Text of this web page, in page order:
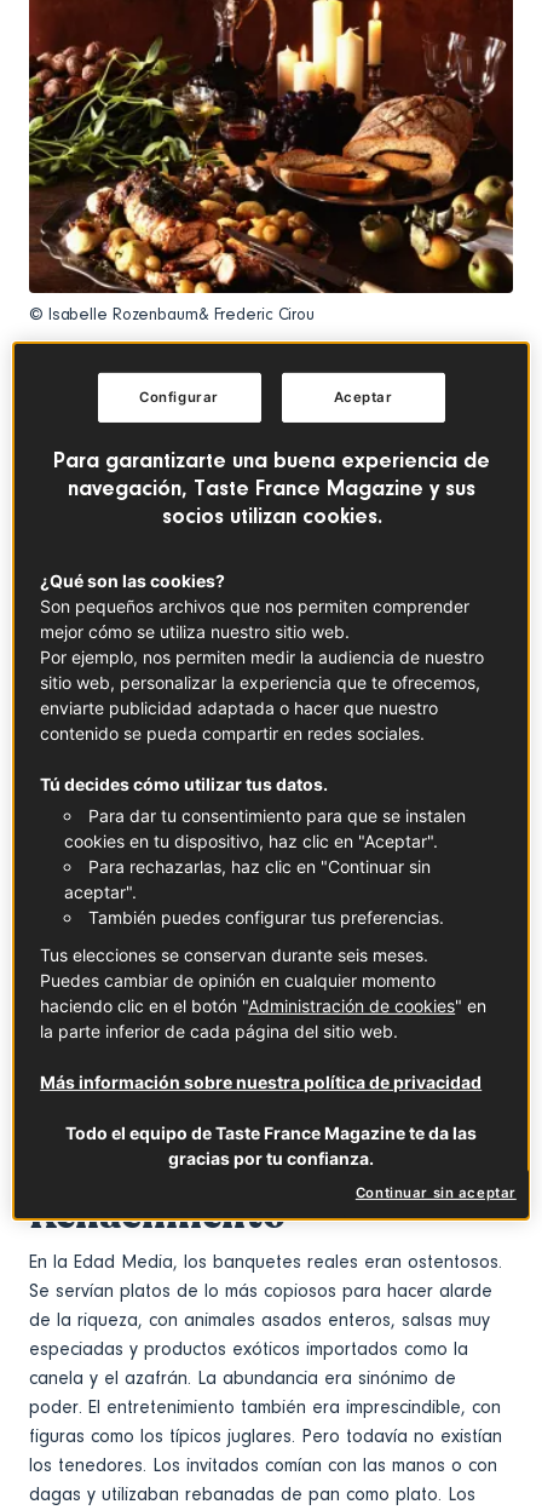
© Isabelle Rozenbaum& Frederic Cirou
Decir que los franceses se toman en serio el comer sería
quedarse corto. De hecho, en 2010, la
UNESCO
convencionesPatrimonio Inmaterial de la
Humanidad. ¿Cómo se originaron estos rituales? A lo
largo de los siglos, la corte real francesa ha
convertir el acto de comer en un arte. Veamos los
momentos más importantes de este proceso, desde los
banquetes medievales hasta las deslumbrantes cenas en
Versalles.
Introducción a lasarts de
la table
Antes de nada, ¿de qué estamos hablando exactamente?
arts de la tablehacen referencia al decoro, el diseño
y los rituales que existen en torno a la comida en Francia.
Lo primero que nos viene a la mente es el factor estético:
la porcelana fina, la cristalería, la vajilla de plata, los
candelabros, los manteles bordados y las flores recién
cortadas. Porque, en Francia, una comida es más que una
comida: es un acto cultural.
De comer sin cubiertos a
la elegancia del
Renacimiento
En la Edad Media, los banquetes reales eran ostentosos.
Se servían platos de lo más copiosos para hacer alarde
de la riqueza, con animales asados enteros, salsas muy
especiadas y productos exóticos importados como la
canela y el azafrán. La abundancia era sinónimo de
poder. El entretenimiento también era imprescindible, con
figuras como los típicos juglares. Pero todavía no existían
los tenedores. Los invitados comían con las manos o con
dagas y utilizaban rebanadas de pan como plato. Los
Para garantizarte una buena experiencia de
navegación, Taste France Magazine y sus
socios utilizan cookies.
¿Qué son las cookies?
Son pequeños archivos que nos permiten comprender
mejor cómo se utiliza nuestro sitio web.
Por ejemplo, nos permiten medir la audiencia de nuestro
sitio web, personalizar la experiencia que te ofrecemos,
enviarte publicidad adaptada o hacer que nuestro
contenido se pueda compartir en redes sociales.
Tú decides cómo utilizar tus datos.
Para dar tu consentimiento para que se instalen
cookies en tu dispositivo, haz clic en "Aceptar".
Para rechazarlas, haz clic en "Continuar sin
aceptar".
También puedes configurar tus preferencias.
Tus elecciones se conservan durante seis meses.
Puedes cambiar de opinión en cualquier momento
haciendo clic en el botón "Administración de cookies" en
la parte inferior de cada página del sitio web.
Más información sobre nuestra política de privacidad
Todo el equipo de Taste France Magazine te da las
gracias por tu confianza.
Continuar sin aceptar
Aceptar
Configurar